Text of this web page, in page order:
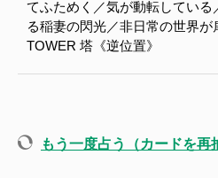
てふためく／気が動転してい
る稲妻の閃光／非日常の世界が
TOWER 塔《逆位置》
もう一度占う（カードを再